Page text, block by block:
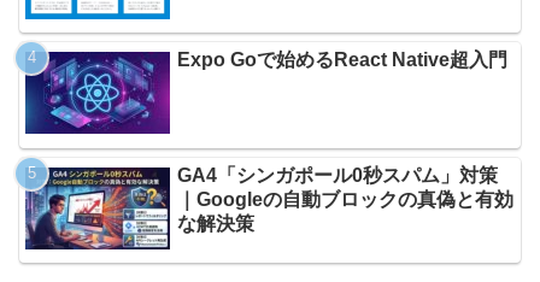
Expo Goで始めるReact Native超入門
GA4「シンガポール0秒スパム」対策
｜Googleの自動ブロックの真偽と有効
な解決策